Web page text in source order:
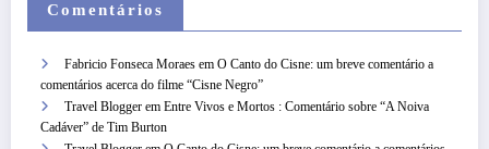
Comentários
Fabricio Fonseca Moraes em O Canto do Cisne: um breve comentário a
comentários acerca do filme “Cisne Negro”
Travel Blogger em Entre Vivos e Mortos : Comentário sobre “A Noiva
Cadáver” de Tim Burton